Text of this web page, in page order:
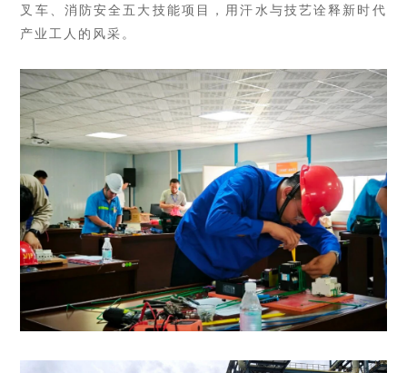
叉车、消防安全五大技能项目， 用汗水与技艺诠释新时代
产 业工人的风采。